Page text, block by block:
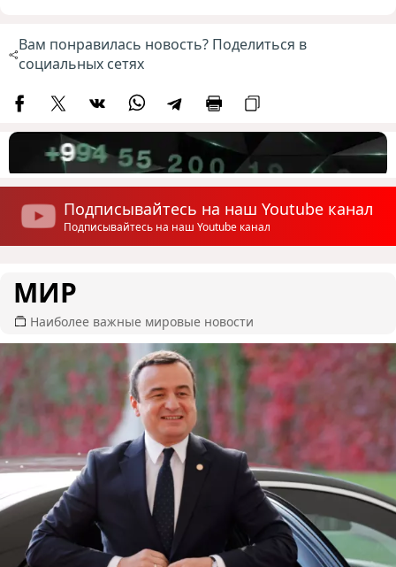
Вам понравилась новость? Поделиться в
социальных сетях
Подписывайтесь на наш Youtube канал
Подписывайтесь на наш Youtube канал
МИР
Наиболее важные мировые новости